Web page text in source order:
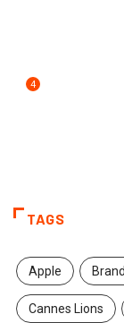
4
TAGS
Apple
Cannes Lions